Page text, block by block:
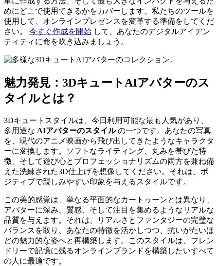
めにどこで使用できるかをカバーします。私たちのツールを
使用して、オンラインプレゼンスを変革する準備をしてくだ
さい。 今すぐ作成を開始 して、あなたのデジタルアイデン
ティティに命を吹き込みましょう。
魅力発見：3DキュートAIアバターのス
タイルとは？
3Dキュートスタイルは、今日利用可能な最も人気があり、
多用途な AIアバターのスタイルの一つです。あなたの写真
を、現代のアニメ映画から飛び出してきたようなキャラクタ
ーに変換します。ソフトなライティング、丸みを帯びた特
徴、そして遊び心とプロフェッショナリズムの両方を兼ね備
えた洗練された3D仕上げを想像してください。それは、ポ
ジティブで親しみやすい印象を与えるスタイルです。
この美的感覚は、単なる平面的なカートゥーンとは異なり、
アバターに深み、質感、そして注目を集めるようなリアルな
品質を与えます。それは、リアルさとファンタジーの完璧な
バランスを取り、あなたの特徴を活かしつつ、抗いがたいほ
どの魅力的な姿へと再構築します。このスタイルは、フレン
ドリーで記憶に残るオンラインブランドを構築したいすべて
の人に最適です。